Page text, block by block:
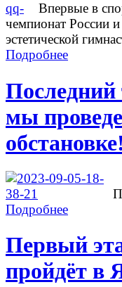
Впервые в
чемпионат России и
эстетической
Подробнее
Последний
мы
обстановке!
Подробнее
Первый
пройдёт в